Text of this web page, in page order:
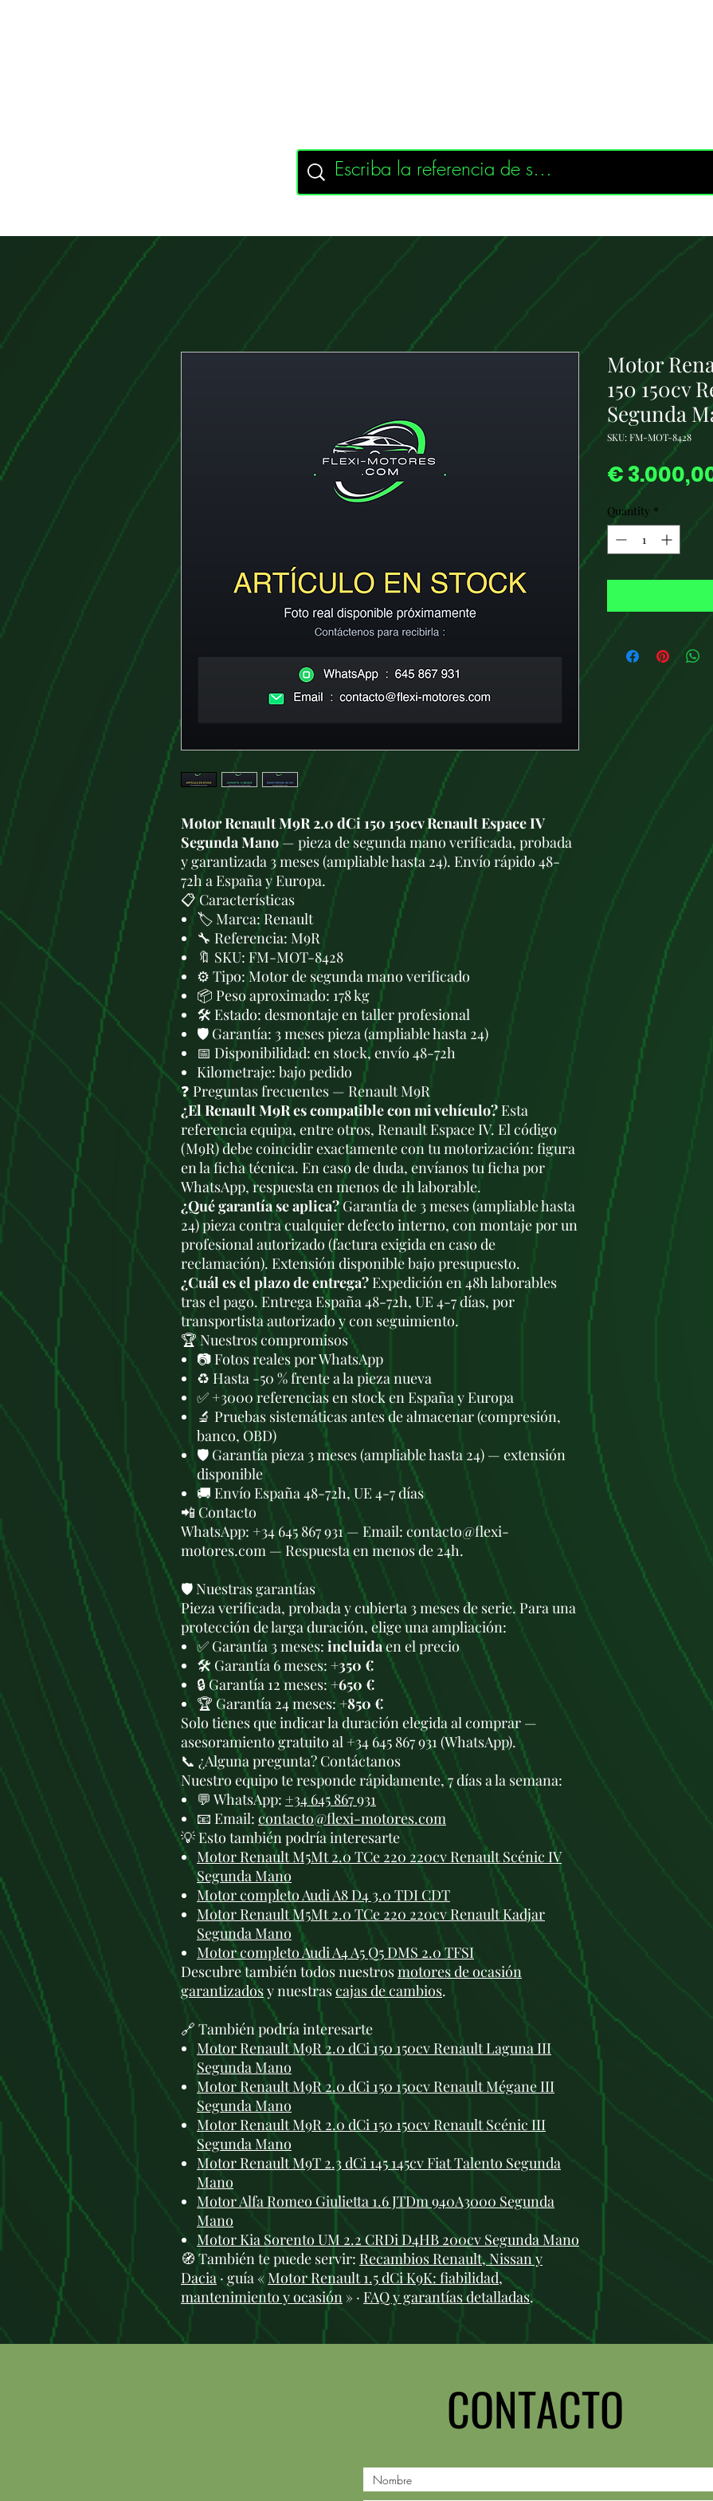
Motor Renault M9R 2.0 dCi 150 150cv Renault Espace IV
Segunda Mano— pieza de segunda mano verificada, probada
y garantizada 3 meses (ampliable hasta 24). Envío rápido 48-
72h a España y Europa.
📋 Características
🏷️ Marca: Renault
🔧 Referencia: M9R
🔖 SKU: FM-MOT-8428
⚙️ Tipo: Motor de segunda mano verificado
📦 Peso aproximado: 178 kg
🛠 Estado: desmontaje en taller profesional
🛡️ Garantía: 3 meses pieza (ampliable hasta 24)
📅 Disponibilidad: en stock, envío 48-72h
Kilometraje: bajo pedido
❓ Preguntas frecuentes — Renault M9R
¿El Renault M9R es compatible con mi vehículo? Esta
referencia equipa, entre otros, Renault Espace IV. El código
(M9R) debe coincidir exactamente con tu motorización: figura
en la ficha técnica. En caso de duda, envíanos tu ficha por
WhatsApp, respuesta en menos de 1h laborable.
¿Qué garantía se aplica?Garantía de 3 meses (ampliable hasta
24) pieza contra cualquier defecto interno, con montaje por un
profesional autorizado (factura exigida en caso de
reclamación). Extensión disponible bajo presupuesto.
¿Cuál es el plazo de entrega? Expedición en 48h laborables
tras el pago. Entrega España 48-72h, UE 4-7 días, por
transportista autorizado y con seguimiento.
🏆 Nuestros compromisos
📷 Fotos reales por WhatsApp
♻️ Hasta -50 % frente a la pieza nueva
✅ +3000 referencias en stock en España y Europa
🔬 Pruebas sistemáticas antes de almacenar (compresión,
banco, OBD)
🛡️ Garantía pieza 3 meses (ampliable hasta 24) — extensión
disponible
🚚 Envío España 48-72h, UE 4-7 días
📲 Contacto
WhatsApp: +34 645 867 931 — Email: contacto@flexi-
motores.com — Respuesta en menos de 24h.
🛡️ Nuestras garantías
Pieza verificada, probada y cubierta 3 meses de serie. Para una
protección de larga duración, elige una ampliación:
✅ Garantía 3 meses: incluidaen el precio
🛠️ Garantía 6 meses: +350 €
🔒 Garantía 12 meses:+650 €
🏆 Garantía 24 meses:+850 €
Solo tienes que indicar la duración elegida al comprar —
asesoramiento gratuito al +34 645 867 931 (WhatsApp).
📞 ¿Alguna pregunta? Contáctanos
Nuestro equipo te responde rápidamente, 7 días a la semana:
💬 WhatsApp: +34 645 867 931
📧 Email: contacto@flexi-motores.com
💡 Esto también podría interesarte
Motor Renault M5Mt 2.0 TCe 220 220cv Renault Scénic IV
Segunda Mano
Motor completo Audi A8 D4 3.0 TDI CDT
Motor Renault M5Mt 2.0 TCe 220 220cv Renault Kadjar
Segunda Mano
Motor completo Audi A4 A5 Q5 DMS 2.0 TFSI
Descubre también todos nuestrosmotores de ocasión
garantizadosy nuestrascajas de cambios.
🔗 También podría interesarte
Motor Renault M9R 2.0 dCi 150 150cv Renault Laguna III
Segunda Mano
Motor Renault M9R 2.0 dCi 150 150cv Renault Mégane III
Segunda Mano
Motor Renault M9R 2.0 dCi 150 150cv Renault Scénic III
Segunda Mano
Motor Renault M9T 2.3 dCi 145 145cv Fiat Talento Segunda
Mano
Motor Alfa Romeo Giulietta 1.6 JTDm 940A3000 Segunda
Mano
Motor Kia Sorento UM 2.2 CRDi D4HB 200cv Segunda Mano
🧭 También te puede servir: Recambios Renault, Nissan y
Dacia· guía « Motor Renault 1.5 dCi K9K: fiabilidad,
mantenimiento y ocasión » · FAQ y garantías detalladas.
Motor
150 150cv
Segunda
SKU: FM-MOT-8428
€
Quantity *
CONTACTO